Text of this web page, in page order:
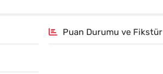
Puan Durumu ve Fikstür